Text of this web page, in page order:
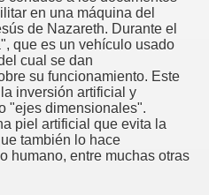
en una máquina del
de Nazareth. Durante el
que es un vehículo usado
cual se dan
su funcionamiento. Este
inversión artificial y
"ejes dimensionales".
piel artificial que evita la
también lo hace
humano, entre muchas otras